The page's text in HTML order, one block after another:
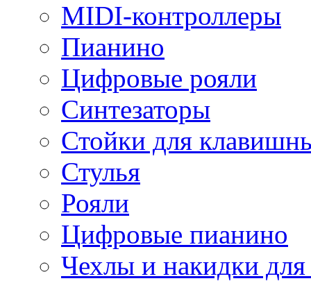
MIDI-контроллеры
Пианино
Цифровые рояли
Синтезаторы
Стойки для
Стулья
Рояли
Цифровые пианино
Чехлы и накидки